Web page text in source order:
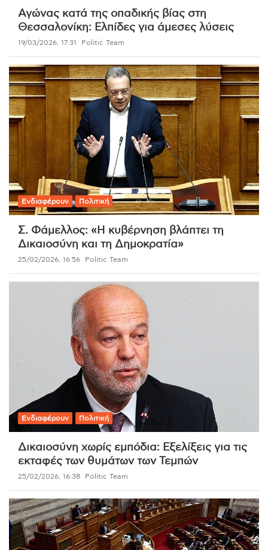
Αγώνας κατά της οπαδικής βίας στη
Θεσσαλονίκη: Ελπίδες για άμεσες λύσεις
19/03/2026, 17:31 Politic Team
Ενδιαφέρουν Πολιτική
Σ. Φάμελλος: «Η κυβέρνηση βλάπτει τη
Δικαιοσύνη και τη Δημοκρατία»
25/02/2026, 16:56 Politic Team
Ενδιαφέρουν Πολιτική
Δικαιοσύνη χωρίς εμπόδια: Εξελίξεις για τις
εκταφές των θυμάτων των Τεμπών
25/02/2026, 16:38 Politic Team